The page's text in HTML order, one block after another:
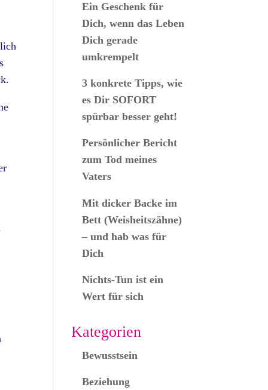
Ein Geschenk für
Dich, wenn das Leben
Dich gerade
umkrempelt
3 konkrete Tipps, wie
es Dir SOFORT
spürbar besser geht!
Persönlicher Bericht
zum Tod meines
Vaters
Mit dicker Backe im
Bett (Weisheitszähne)
– und hab was für
Dich
Nichts-Tun ist ein
Wert für sich
Kategorien
Bewusstsein
Beziehung